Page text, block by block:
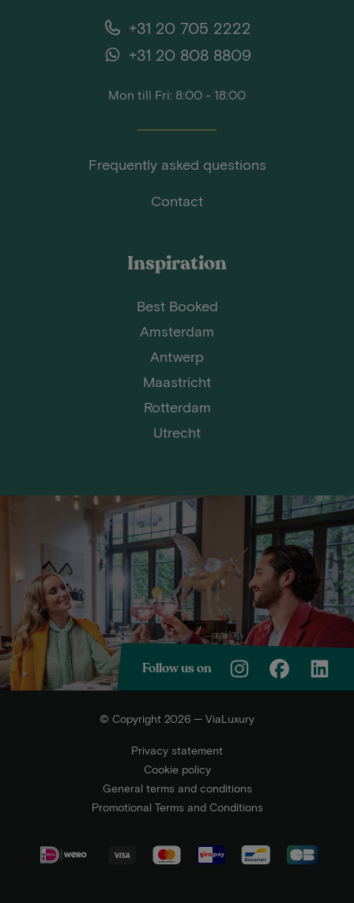
+31 20 705 2222
+31 20 808 8809
Mon till Fri: 8:00 - 18:00
Frequently asked questions
Contact
Inspiration
Best Booked
Amsterdam
Antwerp
Maastricht
Rotterdam
Utrecht
Follow us on
© Copyright 2026 — ViaLuxury
Privacy statement
Cookie policy
General terms and conditions
Promotional Terms and Conditions